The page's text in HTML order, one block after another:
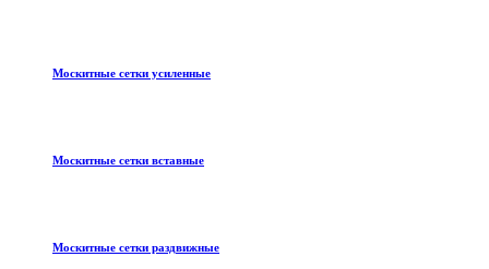
Москитные сетки усиленные
Москитные сетки вставные
Москитные сетки раздвижные